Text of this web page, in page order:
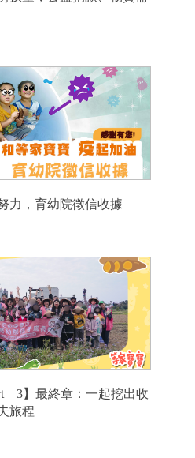
力，育幼院徵信收據
3】最終章：一起挖出收
旅程